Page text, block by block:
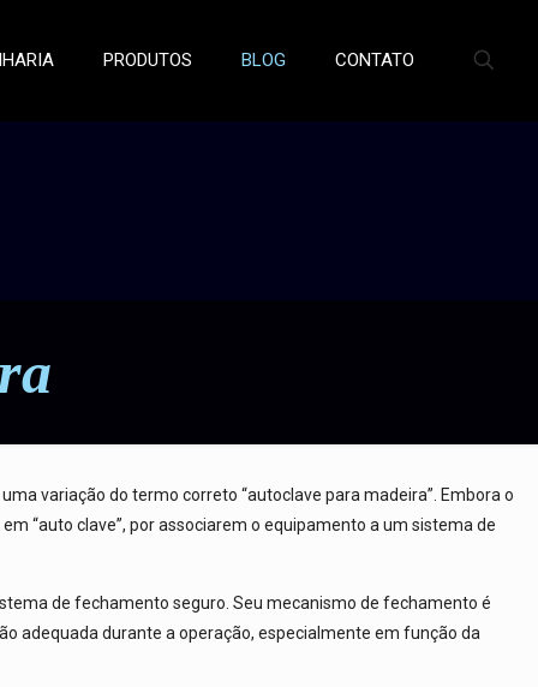
PRODUTOS BLOG CONTATO
variação do termo correto “autoclave para madeira”. Embora o
“auto clave”, por associarem o equipamento a um sistema de
de fechamento seguro. Seu mecanismo de fechamento é
adequada durante a operação, especialmente em função da